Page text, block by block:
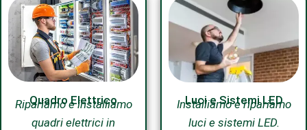
Quadro Elettrico
Ripariamo e installiamo
quadri elettrici in
Luci e Sistemi LED
Installiamo e ripariamo
luci e sistemi LED.